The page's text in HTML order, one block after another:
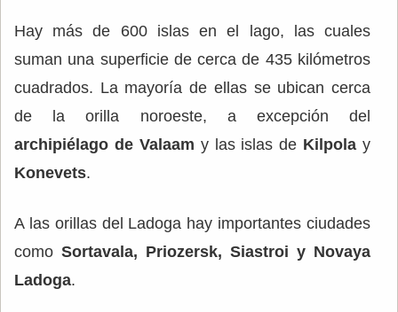
Hay más de 600 islas en el lago, las cuales
suman una superficie de cerca de 435 kilómetros
cuadrados. La mayoría de ellas se ubican cerca
de la orilla noroeste, a excepción del
archipiélago de Valaam y las islas de Kilpola y
Konevets.
A las orillas del Ladoga hay importantes ciudades
como Sortavala, Priozersk, Siastroi y Novaya
Ladoga.